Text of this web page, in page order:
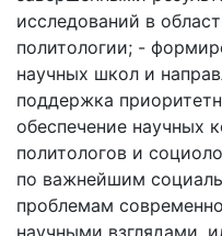
исследований в
политологии; -
научных школ и
поддержка
обеспечение научных
политологов и
по важнейшим
проблемам